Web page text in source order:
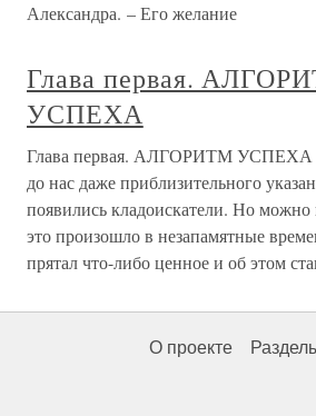
Александра. – Его желание
Глава первая.
УСПЕХА
Глава первая. АЛГОРИТМ УСПЕХА
до нас даже приблизительного
появились кладоискатели. Но можно
это произошло в незапамятные
прятал что-либо ценное и об этом
О проекте